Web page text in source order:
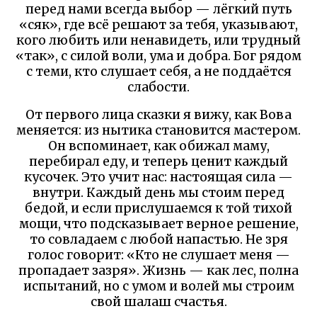
перед нами всегда выбор — лёгкий путь
«сяк», где всё решают за тебя, указывают,
кого любить или ненавидеть, или трудный
«так», с силой воли, ума и добра. Бог рядом
с теми, кто слушает себя, а не поддаётся
слабости.
От первого лица сказки я вижу, как Вова
меняется: из нытика становится мастером.
Он вспоминает, как обижал маму,
перебирал еду, и теперь ценит каждый
кусочек. Это учит нас: настоящая сила —
внутри. Каждый день мы стоим перед
бедой, и если прислушаемся к той тихой
мощи, что подсказывает верное решение,
то совладаем с любой напастью. Не зря
голос говорит: «Кто не слушает меня —
пропадает зазря». Жизнь — как лес, полна
испытаний, но с умом и волей мы строим
свой шалаш счастья.